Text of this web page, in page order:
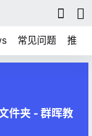
常见问题 推荐
件夹 - 群晖教